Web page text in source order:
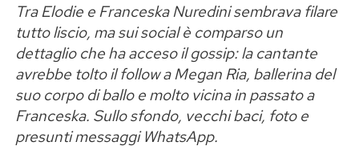
Tra Elodie e Franceska Nuredini sembrava filare
tutto liscio, ma sui social è comparso un
dettaglio che ha acceso il gossip: la cantante
avrebbe tolto il follow a Megan Ria, ballerina del
suo corpo di ballo e molto vicina in passato a
Franceska. Sullo sfondo, vecchi baci, foto e
presunti messaggi WhatsApp.